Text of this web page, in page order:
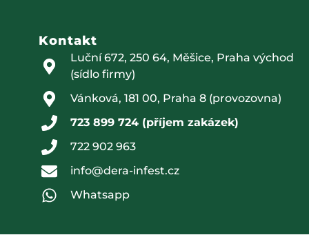
Kontakt
Luční 672, 250 64, Měšice, Praha východ
(sídlo firmy)
Vánková, 181 00, Praha 8 (provozovna)
723 899 724 (příjem zakázek)
722 902 963
info@dera-infest.cz
Whatsapp